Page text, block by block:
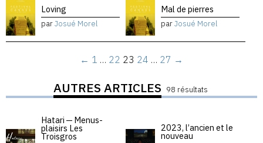
Loving
parJosué Morel
Mal de pierres
parJosué Morel
← 1 … 22 23 24 … 27 →
AUTRES ARTICLES 98 résultats
Hatari — Menus-
plaisirs Les
Troisgros
2023, l’ancien et le
nouveau